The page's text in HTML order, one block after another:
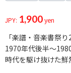
JPY: 1,900yen
「楽譜・音楽書祭
1970年代後半～
時代を駆け抜けた鮮